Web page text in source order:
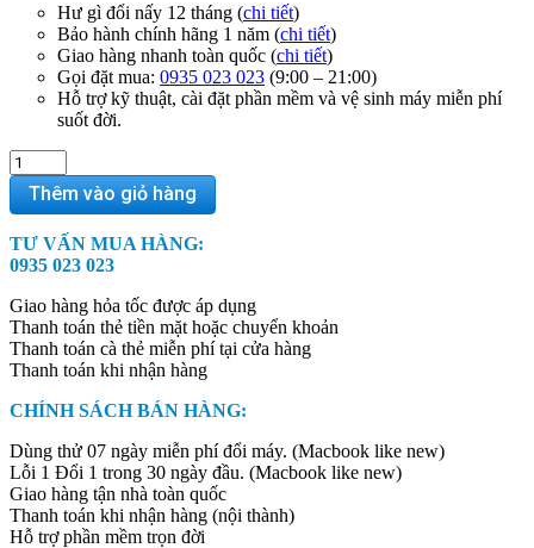
Hư gì đổi nấy 12 tháng (chi tiết)
Bảo hành chính hãng 1 năm (chi tiết)
Giao hàng nhanh toàn quốc (chi tiết)
Gọi đặt mua: 0935 023 023 (9:00 – 21:00)
Hỗ trợ kỹ thuật, cài đặt phần mềm và vệ sinh máy miễn phí
suốt đời.
MacBook
Pro
M2
2022
core
24GB
RAM
256GB
quantity
Thêm vào giỏ hàng
TƯ VẤN MUA HÀNG:
0935 023 023
Giao hàng hỏa tốc được áp dụng
Thanh toán thẻ tiền mặt hoặc chuyển khoản
Thanh toán cà thẻ miễn phí tại cửa hàng
Thanh toán khi nhận hàng
CHÍNH SÁCH BÁN HÀNG:
Dùng thử 07 ngày miễn phí đổi máy. (Macbook like new)
Lỗi 1 Đổi 1 trong 30 ngày đầu. (Macbook like new)
Giao hàng tận nhà toàn quốc
Thanh toán khi nhận hàng (nội thành)
Hỗ trợ phần mềm trọn đời